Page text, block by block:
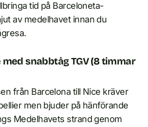
tid på Barceloneta-
av medelhavet innan du
med snabbtåg TGV (8 timmar
från Barcelona till Nice kräver
men bjuder på hänförande
Medelhavets strand genom